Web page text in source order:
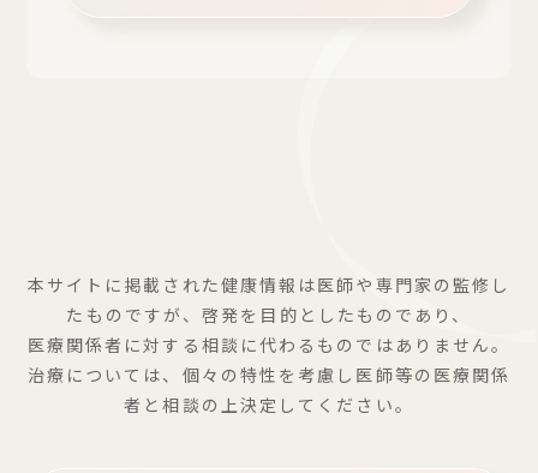
本サイトに掲載された健康情報は医師や専門家の監修し
たものですが、啓発を目的としたものであり、
医療関係者に対する相談に代わるものではありません。
治療については、個々の特性を考慮し医師等の医療関係
者と相談の上決定してください。